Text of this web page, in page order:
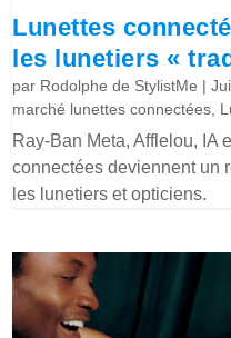
Lunettes
les lunetiers «
par Rodolphe de StylistMe |
marché lunettes connectées,
Ray-Ban Meta, Afflelou, IA
connectées deviennent un
les lunetiers et opticiens.